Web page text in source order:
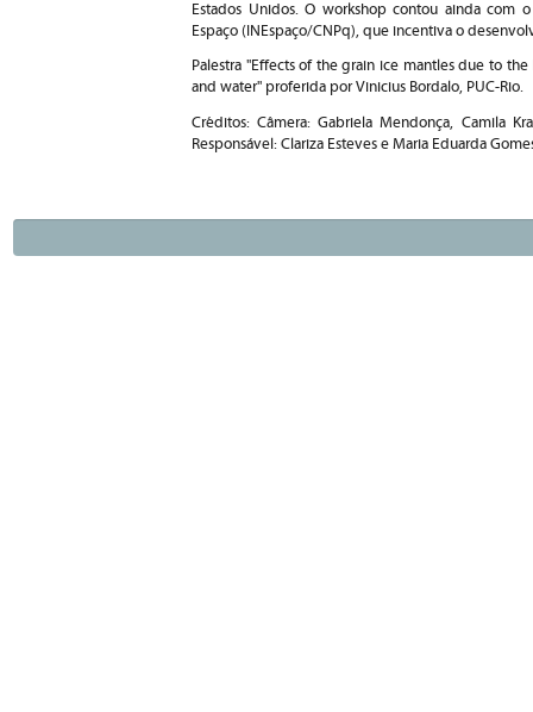
Estados Unidos. O workshop contou ainda com
Espaço (INEspaço/CNPq), que incentiva o
Palestra "Effects of the grain ice mantles due to
and water" proferida por Vinicius Bordalo, PUC-Rio.
Créditos: Câmera: Gabriela Mendonça, Camila
Responsável: Clariza Esteves e Maria Eduarda